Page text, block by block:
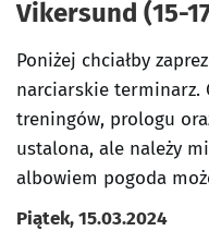
Vikersund (15-
Poniżej chciałby
narciarskie terminarz.
treningów, prologu
ustalona, ale należy
albowiem pogoda
Piątek, 15.03.2024